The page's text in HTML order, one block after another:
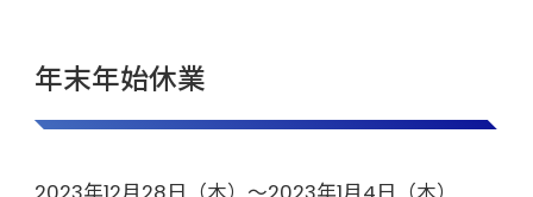
年末年始休業